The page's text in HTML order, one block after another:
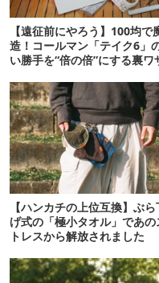
【遠征前にやろう】100均で
造！コールマン「テイク6」
い勝手を“倍の倍”にする裏ワ
【ハンカチの上位互換】ぶら
げ式の「極小タオル」であの
トレスから解放されました